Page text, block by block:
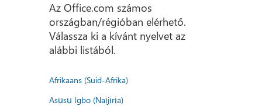
Az Office.com számos
országban/régióban elérhető.
Válassza ki a kívánt nyelvet az
alábbi listából.
Afrikaans (Suid-Afrika)
Asụsụ Igbo (Naịjịrịa)